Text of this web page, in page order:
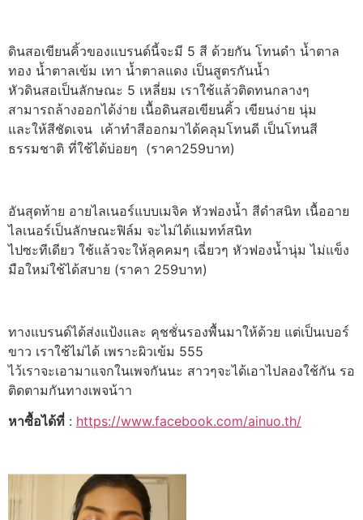
ดินสอเขียนคิ้วของแบรนด์นี้จะมี 5 สี ด้วยกัน โทนดำ น้ำตาล
ทอง น้ำตาลเข้ม เทา น้ำตาลแดง เป็นสูตรกันน้ำ
หัวดินสอเป็นลักษณะ 5 เหลี่ยม เราใช้แล้วติดทนกลางๆ
สามารถล้างออกได้ง่าย เนื้อดินสอเขียนคิ้ว เขียนง่าย นุ่ม
และให้สีชัดเจน เค้าทำสีออกมาได้คลุมโทนดี เป็นโทนสี
ธรรมชาติ ที่ใช้ได้บ่อยๆ (ราคา259บาท)
อันสุดท้าย อายไลเนอร์แบบเมจิค หัวฟองน้ำ สีดำสนิท เนื้ออาย
ไลเนอร์เป็นลักษณะฟิล์ม จะไม่ได้แมทท์สนิท
ไปซะทีเดียว ใช้แล้วจะให้ลุคคมๆ เฉี่ยวๆ หัวฟองน้ำนุ่ม ไม่แข็ง
มือใหม่ใช้ได้สบาย (ราคา 259บาท)
ทางแบรนด์ได้ส่งแป้งและ คุชชั่นรองพื้นมาให้ด้วย แต่เป็นเบอร์
ขาว เราใช้ไม่ได้ เพราะผิวเข้ม 555
ไว้เราจะเอามาแจกในเพจกันนะ สาวๆจะได้เอาไปลองใช้กัน รอ
ติดตามกันทางเพจน้าา
หาซื้อได้ที่ : https://www.facebook.com/ainuo.th/